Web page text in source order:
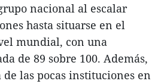
nacional al escalar
hasta situarse en el
mundial, con una
de 89 sobre 100. Además,
las pocas instituciones en